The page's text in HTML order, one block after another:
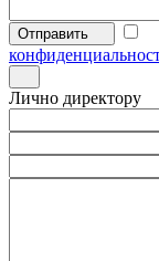
Отправить
Лично директору